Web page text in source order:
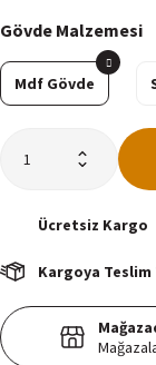
Gövde Malzemesi
Mdf Gövde
Ücretsiz Kargo
Kargoya Teslim